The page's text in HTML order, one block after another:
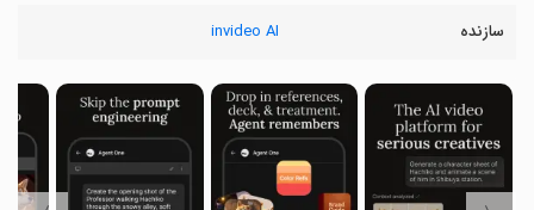
سازنده invideo AI